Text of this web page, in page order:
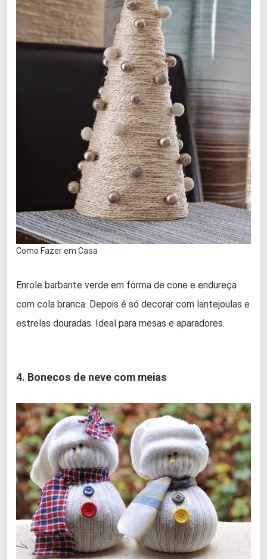
Como Fazer em Casa
Enrole barbante verde em forma de cone e endureça
com cola branca. Depois é só decorar com lantejoulas e
estrelas douradas. Ideal para mesas e aparadores.
4. Bonecos de neve com meias